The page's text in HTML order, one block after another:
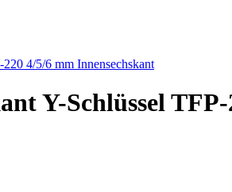
Y-Schlüssel